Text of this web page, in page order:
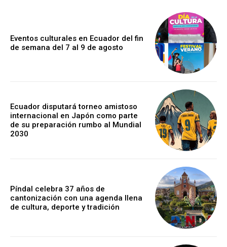
Eventos culturales en Ecuador del fin
de semana del 7 al 9 de agosto
Ecuador disputará torneo amistoso
internacional en Japón como parte
de su preparación rumbo al Mundial
2030
Píndal celebra 37 años de
cantonización con una agenda llena
de cultura, deporte y tradición